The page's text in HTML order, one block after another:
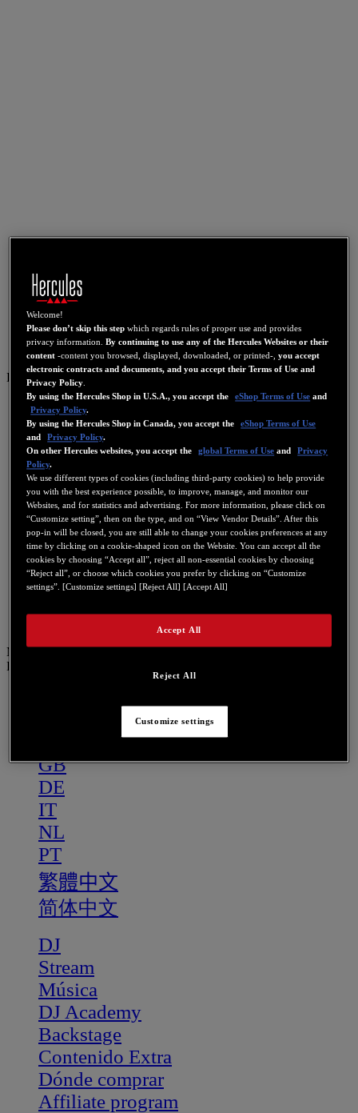
ES
US
FR
ES
GB
DE
IT
NL
PT
繁體中文
简体中文
Menu
ES
GB
DE
IT
NL
PT
繁體中文
简体中文
DJ
Stream
Música
DJ Academy
Backstage
Contenido Extra
Dónde comprar
Affiliate program
Welcome!
Please don’t skip this step which regards rules of proper use and provides
privacy information.By continuing to use any of the Hercules Websites or their
content -content you browsed, displayed, downloaded, or printed-,you accept
electronic contracts and documents, and you accept their Terms of Use and
Privacy Policy
By using the Hercules Shop in U.S.A., you accept the
eShop Terms of Use and
Privacy Policy.
By using the Hercules Shop in Canada, you accept the
eShop Terms of Use
and
Privacy Policy.
On other Hercules websites, you accept the
global Terms of Use and
Privacy
Policy.
We use different types of cookies (including third-party cookies) to help provide
you with the best experience possible, to improve, manage, and monitor our
Websites, and for statistics and advertising. For more information, please click on
“Customize setting”, then on the type, and on “View Vendor Details”. After this
pop-in will be closed, you are still able to change your cookies preferences at any
time by clicking on a cookie-shaped icon on the Website. You can accept all the
cookies by choosing “Accept all”, reject all non-essential cookies by choosing
“Reject all”, or choose which cookies you prefer by clicking on “Customize
settings”. [Customize settings] [Reject All] [Accept All]
Reject All
Accept All
Customize settings